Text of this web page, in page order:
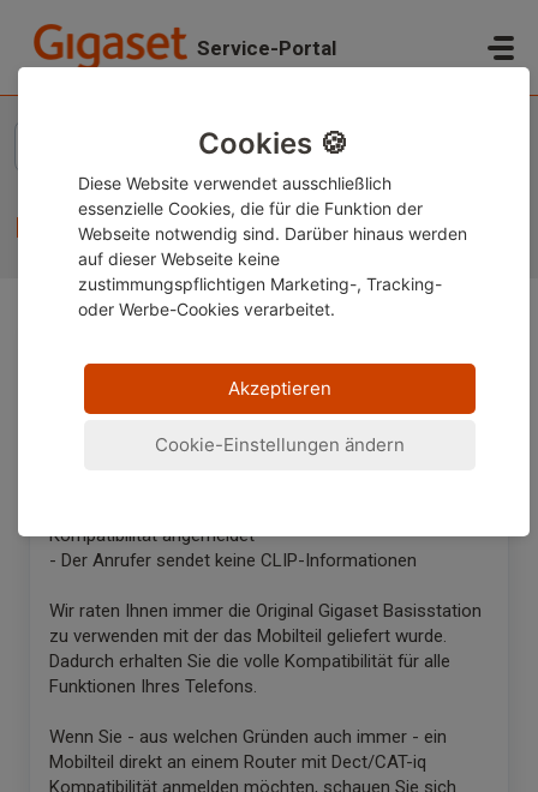
Service-Portal
Keine Anruferliste sichtbar
Wenn Ihr Mobilteil keine verpassten Anrufe anzeigt,
kann der Grund dafür darin liegen das:
- Das Mobilteil ist nicht an seiner ursprünglichen
Gigaset-Basisstation angemeldet
Kompatibilität angemeldet
- Der Anrufer sendet keine CLIP-Informationen
Wir raten Ihnen immer die Original Gigaset Basisstation
zu verwenden mit der das Mobilteil geliefert wurde.
Dadurch erhalten Sie die volle Kompatibilität für alle
Funktionen Ihres Telefons.
Wenn Sie - aus welchen Gründen auch immer - ein
Mobilteil direkt an einem Router mit Dect/CAT-iq
Kompatibilität anmelden möchten, schauen Sie sich
Cookies 🍪
Diese Website verwendet ausschließlich
essenzielle Cookies, die für die Funktion der
Webseite notwendig sind. Darüber hinaus werden
auf dieser Webseite keine
zustimmungspflichtigen Marketing-, Tracking-
oder Werbe-Cookies verarbeitet.
Akzeptieren
Cookie-Einstellungen ändern